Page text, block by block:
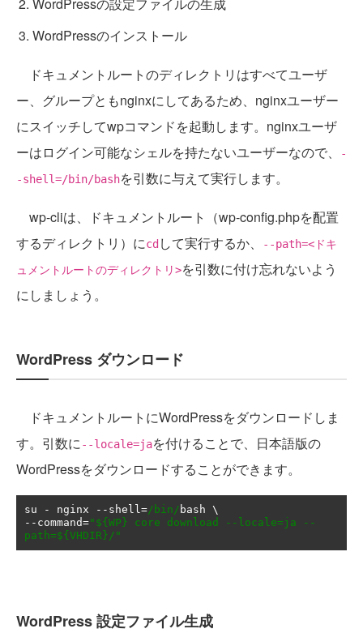
WordPressの設定ファイルの生成
WordPressのインストール
ドキュメントルートのディレクトリはすべてユーザ
ー、グループともnginxにしてあるため、nginxユーザー
にスイッチしてwpコマンドを起動します。nginxユーザ
ーはログイン可能なシェルを持たないユーザーなので、
-
-shell=/bin/bashを引数に与えて実行します。
wp-cliは、ドキュメントルート（wp-config.phpを配置
するディレクトリ）にcd して実行するか、
--path=<ドキ
ュメントルートのディレクトリ>を引数に付け忘れないよう
にしましょう。
WordPress ダウンロード
ドキュメントルートにWordPressをダウンロードしま
す。引数に--locale=jaを付けることで、日本語版の
WordPressをダウンロードすることができます。
su - nginx -- shell=/bin/
-- command="${WP} core download --locale=ja --
path=${VHDIR}/"
WordPress 設定ファイル生成